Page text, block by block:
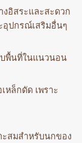
อิสระและสะดวก
อุปกรณ์เสริมอื่นๆ
บพื้นที่ในแนวนอน
หล็กดัด เพราะ
ะสมสำหรับนกของ